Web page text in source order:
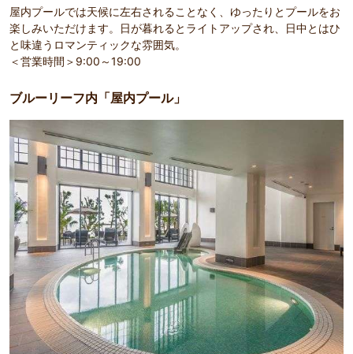
屋内プールでは天候に左右されることなく、ゆったりとプールをお
楽しみいただけます。日が暮れるとライトアップされ、日中とはひ
と味違うロマンティックな雰囲気。
＜営業時間＞9:00～19:00
ブルーリーフ内「屋内プール」